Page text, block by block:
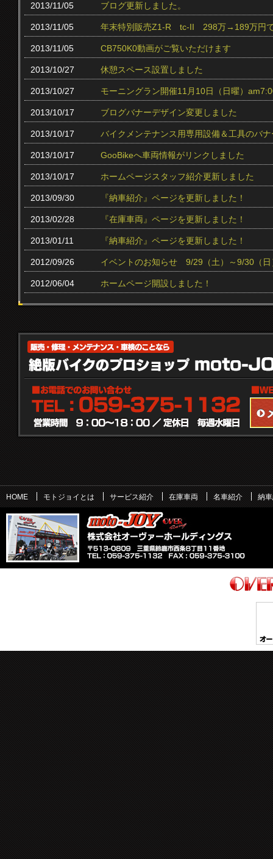
2013/11/05 ブログ更新しました。
2013/11/05 年末特別販売Z1-R tc‐II 298万→189万円
2013/11/05 CB750K0動画がご覧いただけます
2013/10/27 休憩スペース設置しました
2013/10/27 モーニングラン開催11月10日（日曜）
2013/10/17 ブログバナーデザイン変更しました
2013/10/17 バイクメンテナンス用専用設備＆工具のバ
2013/10/17 GooBikeへ車両情報がリンクしました
2013/10/17 ホームページスタッフ紹介更新しました
2013/09/30 『納車紹介』ページを更新しました！
2013/02/28 『在庫車両』ページを更新しました！
2013/01/11 『納車紹介』ページを更新しました！
2012/09/26 イベントのお知らせ 9/29（土）～9/30（日
2012/06/04 ホームページ開設しました！
HOME モトジョイとは サービス紹介 在庫車両 名車紹介 納